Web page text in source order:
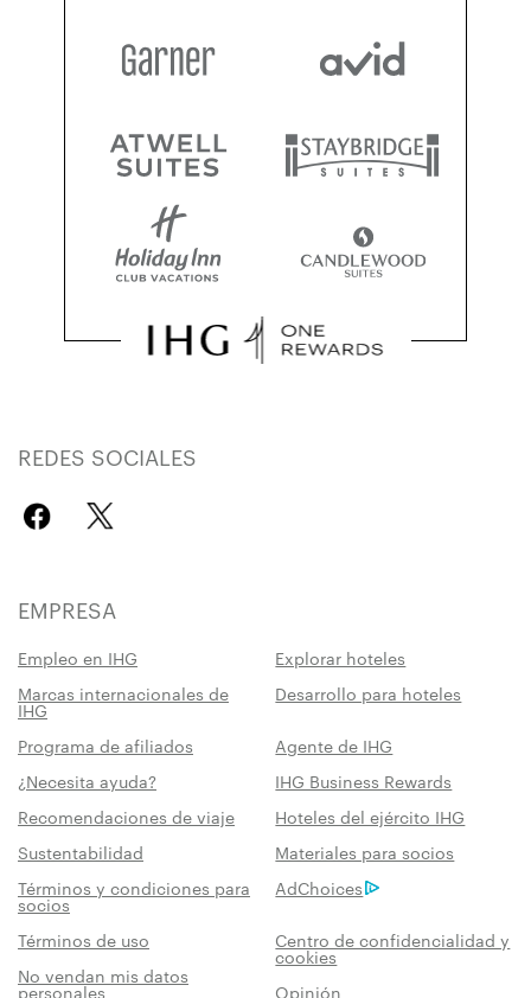
REDES SOCIALES
EMPRESA
Empleo en IHG
Explorar hoteles
Marcas internacionales de
IHG
Desarrollo para hoteles
Programa de afiliados
Agente de IHG
¿Necesita ayuda?
IHG Business Rewards
Recomendaciones de viaje
Hoteles del ejército IHG
Sustentabilidad
Materiales para socios
Términos y condiciones para
socios
AdChoices
Términos de uso Centro de confidencialidad y
cookies
No vendan mis datos
personales Opinión